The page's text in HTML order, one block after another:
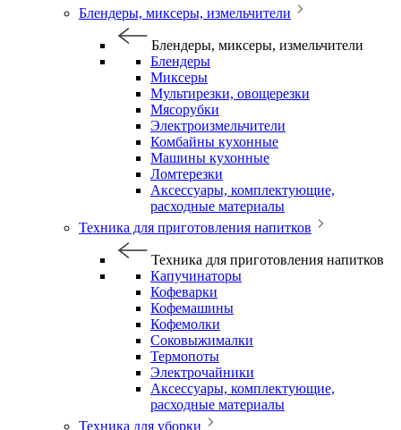
Блендеры, миксеры, измельчители
Блендеры, миксеры, измельчители
Блендеры
Миксеры
Мультирезки, овощерезки
Мясорубки
Электроизмельчители
Комбайны кухонные
Машины кухонные
Ломтерезки
Аксессуары, комплектующие,
расходные материалы
Техника для приготовления напитков
Техника для приготовления напитков
Капучинаторы
Кофеварки
Кофемашины
Кофемолки
Соковыжималки
Термопоты
Электрочайники
Аксессуары, комплектующие,
расходные материалы
Техника для уборки